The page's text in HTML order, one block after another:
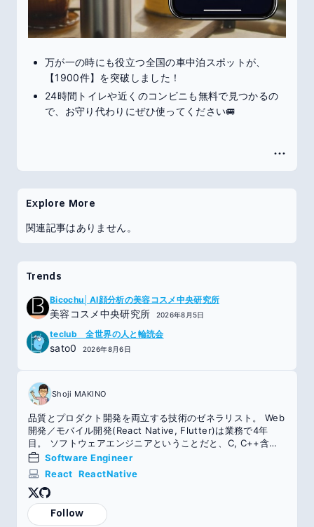
万が一の時にも役立つ全国の車中泊スポットが、
【1900件】を突破しました！
24時間トイレや近くのコンビニも無料で見つかるの
で、お守り代わりにぜひ使ってください🚐
Explore More
関連記事はありません。
Trends
Bicochu│AI顔分析の美容コスメ中央研究所
美容コスメ中央研究所 2026年8月5日
teclub 全世界の人と輪読会
sato0 2026年8月6日
Shoji MAKINO
品質とプロダクト開発を両立する技術のゼネラリスト。 Web
開発／モバイル開発(React Native, Flutter)は業務で4年
目。 ソフトウェアエンジニアということだと、C, C++含め
て23年以上。
Software Engineer
React ReactNative
Follow